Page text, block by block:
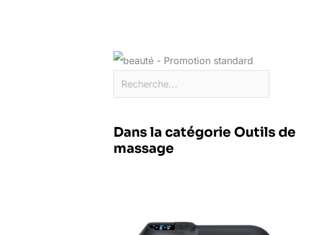
Dans la catégorie Outils de
massage